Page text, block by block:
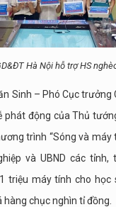
Hà Nội hỗ trợ HS
Sinh – Phó Cục trưởng
phát động của Thủ
trình “Sóng và máy
và UBND các tỉnh,
triệu máy tính cho học
hàng chục nghìn tỉ đồng.